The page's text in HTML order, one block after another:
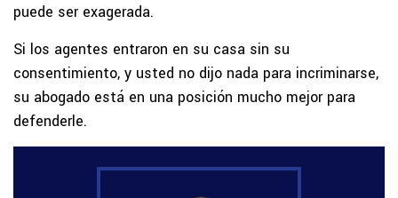
puede ser exagerada.
Si los agentes entraron en su casa sin su
consentimiento, y usted no dijo nada para incriminarse,
su abogado está en una posición mucho mejor para
defenderle.